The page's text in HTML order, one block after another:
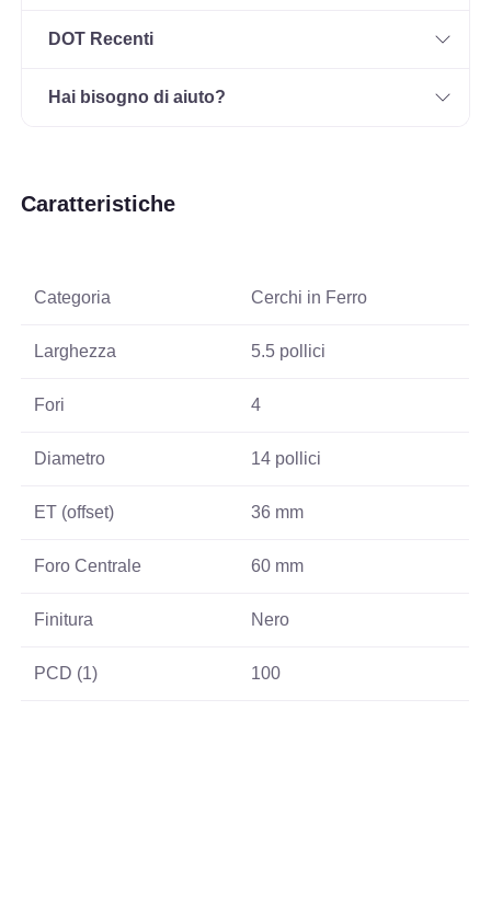
DOT Recenti
Hai bisogno di aiuto?
Caratteristiche
Categoria Cerchi in Ferro
Larghezza 5.5 pollici
Fori 4
Diametro 14 pollici
ET (offset) 36 mm
Foro Centrale 60 mm
Finitura Nero
PCD (1) 100